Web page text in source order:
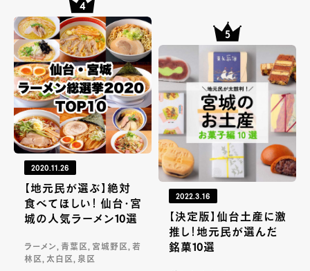
2020.11.26
【地元民が選ぶ】絶対
食べてほしい！ 仙台・宮
城の人気ラーメン10選
ラーメン, 青葉区, 宮城野区, 若
林区, 太白区, 泉区
2022.3.16
【決定版】仙台土産に激
推し！地元民が選んだ
銘菓10選